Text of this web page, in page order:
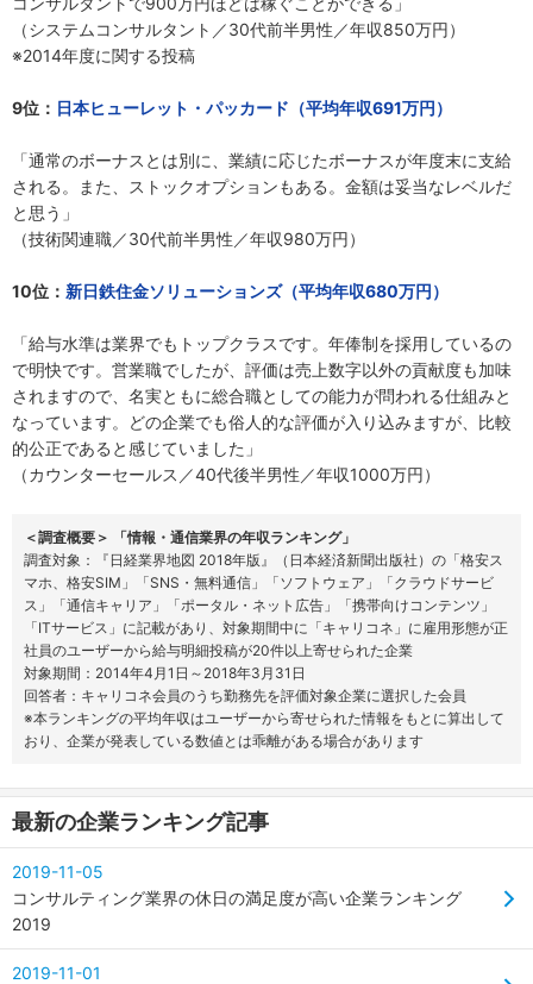
（システムコンサルタント／30代前半男性／年収850万円）
※2014年度に関する投稿
9位： 日本ヒューレット・パッカード（平均年収691万円）
「通常のボーナスとは別に、業績に応じたボーナスが年度末に支給
される。また、ストックオプションもある。金額は妥当なレベルだ
と思う」
（技術関連職／30代前半男性／年収980万円）
10位： 新日鉄住金ソリューションズ（平均年収680万円）
「給与水準は業界でもトップクラスです。年俸制を採用しているの
で明快です。営業職でしたが、評価は売上数字以外の貢献度も加味
されますので、名実ともに総合職としての能力が問われる仕組みと
なっています。どの企業でも俗人的な評価が入り込みますが、比較
的公正であると感じていました」
（カウンターセールス／40代後半男性／年収1000万円）
＜調査概要＞ 「情報・通信業界の年収ランキング」
調査対象：『日経業界地図 2018年版』（日本経済新聞出版社）の「格安ス
マホ、格安SIM」「SNS・無料通信」「ソフトウェア」「クラウドサービ
ス」「通信キャリア」「ポータル・ネット広告」「携帯向けコンテンツ」
「ITサービス」に記載があり、対象期間中に「キャリコネ」に雇用形態が正
社員のユーザーから給与明細投稿が20件以上寄せられた企業
対象期間：2014年4月1日～2018年3月31日
回答者：キャリコネ会員のうち勤務先を評価対象企業に選択した会員
※本ランキングの平均年収はユーザーから寄せられた情報をもとに算出して
おり、企業が発表している数値とは乖離がある場合があります
最新の企業ランキング記事
2019-11-05
コンサルティング業界の休日の満足度が高い企業ランキング
2019
2019-11-01